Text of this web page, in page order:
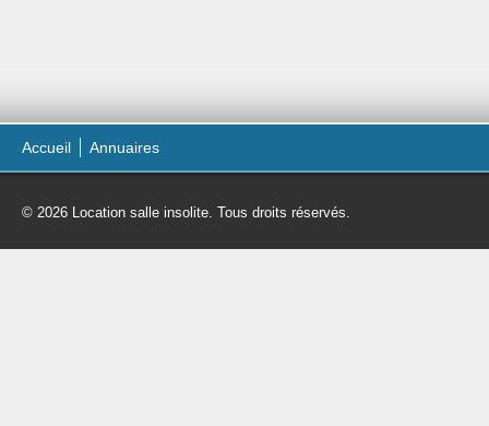
Accueil Annuaires
© 2026 Location salle insolite. Tous droits réservés.